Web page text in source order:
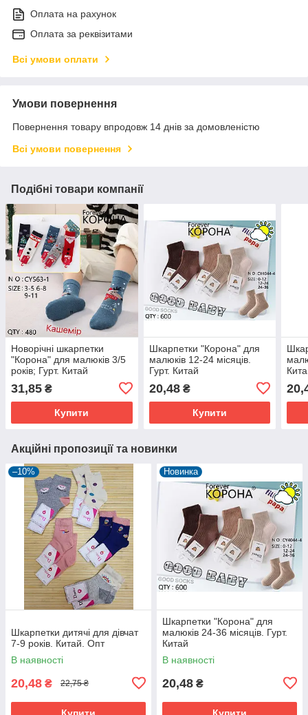
Оплата на рахунок
Оплата за реквізитами
Всі умови оплати
Умови повернення
Повернення товару впродовж 14 днів за домовленістю
Всі умови повернення
Подібні товари компанії
Новорічні шкарпетки
"Корона" для малюків 3/5
років; Гурт. Китай
31,85 ₴
Купити
Шкарпетки "Корона" для
малюків 12-24 місяців.
Гурт. Китай
20,48₴
Купити
Акційні пропозиції та новинки
–10%
Шкарпетки дитячі для дівчат
7-9 років. Китай. Опт
В наявності
20,48 ₴ 22,75 ₴
Новинка
Шкарпетки "Корона" для
малюків 24-36 місяців. Гурт.
Китай
В наявності
20,48 ₴